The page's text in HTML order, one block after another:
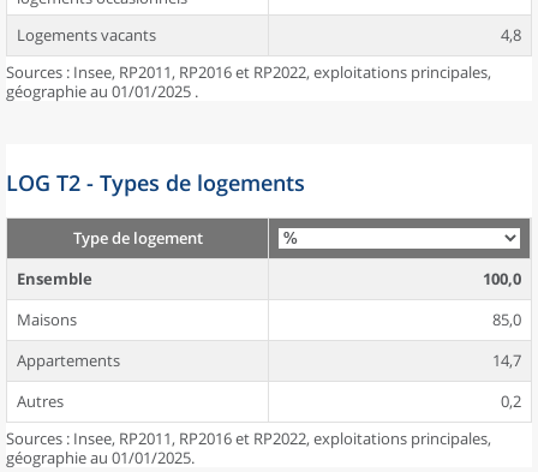
Logements vacants
4,8
Sources : Insee, RP2011, RP2016 et RP2022, exploitations principales,
géographie au 01/01/2025 .
LOG T2 - Types de logements
Type de logement
Ensemble
100,0
Maisons
85,0
Appartements
14,7
Autres
0,2
Sources : Insee, RP2011, RP2016 et RP2022, exploitations principales,
géographie au 01/01/2025.